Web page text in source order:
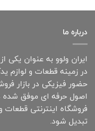
درباره ما
ایران ولوو به عنوان یکی
در زمینه قطعات و لوازم
حضور فیزیکی در بازار
اصول حرفه ای موفق شده
فروشگاه اینترنتی
تبدیل شود.